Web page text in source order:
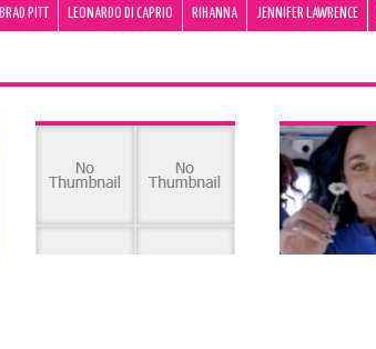
BRAD PITT LEONARDO DI CAPRIO RIHANNA JENNIFER LAWRENCE